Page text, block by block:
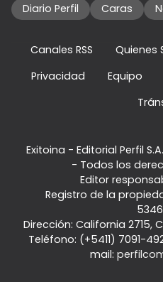
Diario Perfil Caras
Canales RSS Quienes
Privacidad
Equipo
Exitoina - Editorial Perfil S.A.
- Todos los
Editor
Registro de la
Dirección: California 2715,
Teléfono: (+5411) 7091-
mail: